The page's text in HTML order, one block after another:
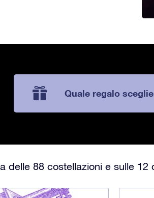
Quale regalo
delle 88 costellazioni e sulle 12